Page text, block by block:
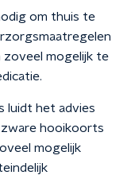
om thuis te
mogelijk te
luidt het advies
zware hooikoorts
mogelijk